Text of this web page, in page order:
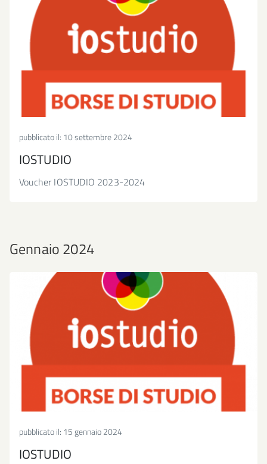
pubblicato il: 10 settembre 2024
IOSTUDIO
Voucher IOSTUDIO 2023-2024
Gennaio 2024
pubblicato il: 15 gennaio 2024
IOSTUDIO